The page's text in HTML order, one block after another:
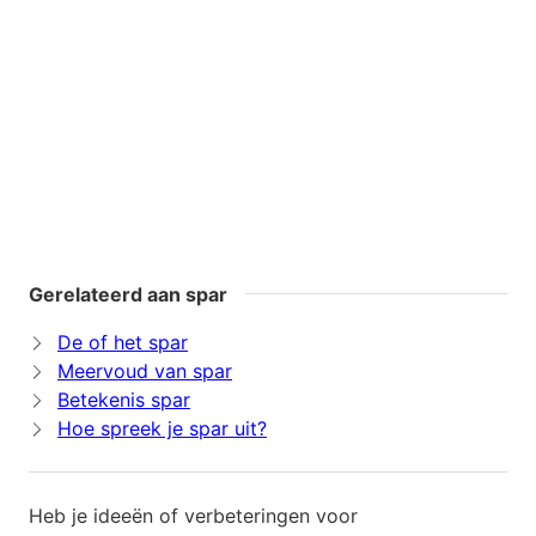
Gerelateerd aan spar
De of het spar
Meervoud van spar
Betekenis spar
Hoe spreek je spar uit?
Heb je ideeën of verbeteringen voor